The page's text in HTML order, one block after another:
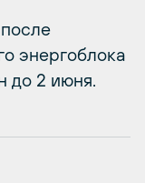
энергоблока
до 2 июня.